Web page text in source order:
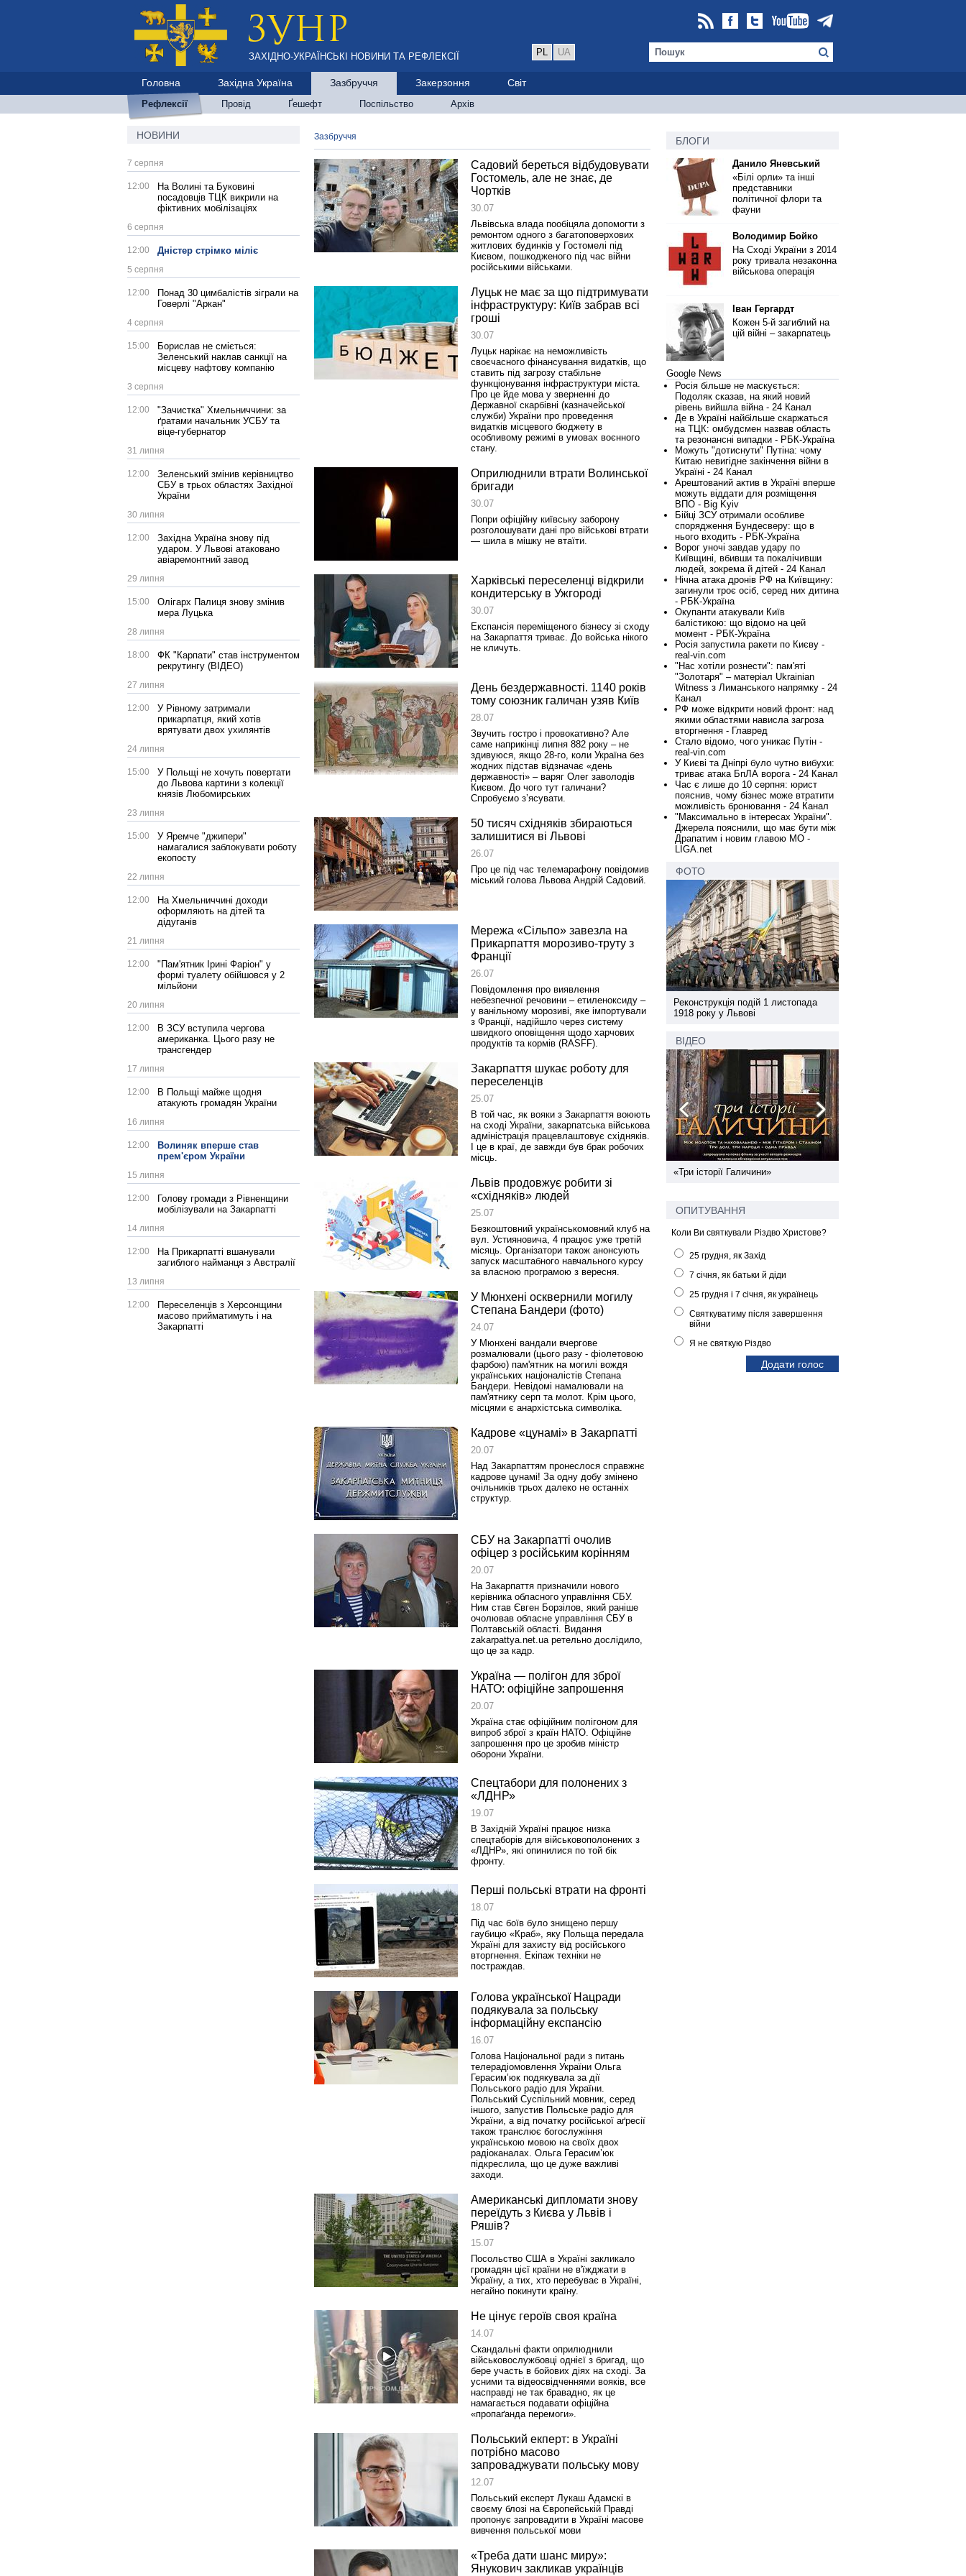
ЗАХІДНО-УКРАЇНСЬКІ НОВИНИ ТА РЕФЛЕКСІЇ PL UA
Головна Західна Україна Зазбруччя Закерзоння Світ
Рефлексії Провід Ґешефт Поспільство Архів
НОВИНИ
7 серпня
12:00
На Волині та Буковині
посадовців ТЦК викрили на
фіктивних мобілізаціях
6 серпня
12:00 Дністер стрімко міліє
5 серпня
12:00
Понад 30 цимбалістів зіграли на
Говерлі "Аркан"
4 серпня
15:00
Борислав не сміється:
Зеленський наклав санкції на
місцеву нафтову компанію
3 серпня
12:00
"Зачистка" Хмельниччини: за
ґратами начальник УСБУ та
віце-губернатор
31 липня
12:00
Зеленський змінив керівництво
СБУ в трьох областях Західної
України
30 липня
12:00
Західна Україна знову під
ударом. У Львові атаковано
авіаремонтний завод
29 липня
15:00
Олігарх Палиця знову змінив
мера Луцька
28 липня
18:00
ФК "Карпати" став інструментом
рекрутингу (ВІДЕО)
27 липня
12:00
У Рівному затримали
прикарпатця, який хотів
врятувати двох ухилянтів
24 липня
15:00
У Польщі не хочуть повертати
до Львова картини з колекції
князів Любомирських
23 липня
15:00
У Яремче "джипери"
намагалися заблокувати роботу
екопосту
22 липня
12:00
На Хмельниччині доходи
оформляють на дітей та
дідуганів
21 липня
12:00
"Пам'ятник Ірині Фаріон" у
формі туалету обійшовся у 2
мільйони
20 липня
12:00
В ЗСУ вступила чергова
американка. Цього разу не
трансгендер
17 липня
12:00
В Польщі майже щодня
атакують громадян України
16 липня
12:00
Волиняк вперше став
прем'єром України
15 липня
12:00
Голову громади з Рівненщини
мобілізували на Закарпатті
14 липня
12:00
На Прикарпатті вшанували
загиблого найманця з Австралії
13 липня
12:00
Переселенців з Херсонщини
масово прийматимуть і на
Закарпатті
Зазбруччя
Садовий береться відбудовувати
Гостомель, але не знає, де
Чортків
30.07
Львівська влада пообіцяла допомогти з
ремонтом одного з багатоповерхових
житлових будинків у Гостомелі під
Києвом, пошкодженого під час війни
російськими військами.
Луцьк не має за що підтримувати
інфраструктуру: Київ забрав всі
гроші
30.07
Луцьк нарікає на неможливість
своєчасного фінансування видатків, що
ставить під загрозу стабільне
функціонування інфраструктури міста.
Про це йде мова у зверненні до
Державної скарбівні (казначейської
служби) України про проведення
видатків місцевого бюджету в
особливому режимі в умовах воєнного
стану.
Оприлюднили втрати Волинської
бригади
30.07
Попри офіційну київську заборону
розголошувати дані про військові втрати
— шила в мішку не втаїти.
Харківські переселенці відкрили
кондитерську в Ужгороді
30.07
Експансія переміщеного бізнесу зі сходу
на Закарпаття триває. До войська нікого
не кличуть.
День бездержавності. 1140 років
тому союзник галичан узяв Київ
28.07
Звучить гостро і провокативно? Але
саме наприкінці липня 882 року – не
здивуюся, якщо 28-го, коли Україна без
жодних підстав відзначає «день
державності» – варяг Олег заволодів
Києвом. До чого тут галичани?
Спробуємо з’ясувати.
50 тисяч східняків збираються
залишитися ві Львові
26.07
Про це під час телемарафону повідомив
міський голова Львова Андрій Садовий.
Мережа «Сільпо» завезла на
Прикарпаття морозиво-труту з
Франції
26.07
Повідомлення про виявлення
небезпечної речовини – етиленоксиду –
у ванільному морозиві, яке імпортували
з Франції, надійшло через систему
швидкого оповіщення щодо харчових
продуктів та кормів (RASFF).
Закарпаття шукає роботу для
переселенців
25.07
В той час, як вояки з Закарпаття воюють
на сході України, закарпатська військова
адміністрація працевлаштовує східняків.
І це в краї, де завжди був брак робочих
місць.
Львів продовжує робити зі
«східняків» людей
25.07
Безкоштовний українськомовний клуб на
вул. Устияновича, 4 працює уже третій
місяць. Організатори також анонсують
запуск масштабного навчального курсу
за власною програмою з вересня.
У Мюнхені осквернили могилу
Степана Бандери (фото)
24.07
У Мюнхені вандали вчергове
розмалювали (цього разу - фіолетовою
фарбою) пам'ятник на могилі вождя
українських націоналістів Степана
Бандери. Невідомі намалювали на
пам'ятнику серп та молот. Крім цього,
місцями є анархістська символіка.
Кадрове «цунамі» в Закарпатті
20.07
Над Закарпаттям пронеслося справжнє
кадрове цунамі! За одну добу змінено
очільників трьох далеко не останніх
структур.
СБУ на Закарпатті очолив
офіцер з російським корінням
20.07
На Закарпаття призначили нового
керівника обласного управління СБУ.
Ним став Євген Борзілов, який раніше
очолював обласне управління СБУ в
Полтавській області. Видання
zakarpattya.net.ua ретельно дослідило,
що це за кадр.
Україна — полігон для зброї
НАТО: офіційне запрошення
20.07
Україна стає офіційним полігоном для
випроб зброї з країн НАТО. Офіційне
запрошення про це зробив міністр
оборони України.
Спецтабори для полонених з
«ЛДНР»
19.07
В Західній Україні працює низка
спецтаборів для військовополонених з
«ЛДНР», які опинилися по той бік
фронту.
Перші польські втрати на фронті
18.07
Під час боїв було знищено першу
гаубицю «Краб», яку Польща передала
Україні для захисту від російського
вторгнення. Екіпаж техніки не
постраждав.
Голова української Нацради
подякувала за польську
інформаційну експансію
16.07
Голова Національної ради з питань
телерадіомовлення України Ольга
Герасим’юк подякувала за дії
Польського радіо для України.
Польський Суспільний мовник, серед
іншого, запустив Польське радіо для
України, а від початку російської аґресії
також транслює богослужіння
українською мовою на своїх двох
радіоканалах. Ольга Герасим’юк
підкреслила, що це дуже важливі
заходи.
Американські дипломати знову
переїдуть з Києва у Львів і
Ряшів?
15.07
Посольство США в Україні закликало
громадян цієї країни не в'їжджати в
Україну, а тих, хто перебуває в Україні,
негайно покинути країну.
Не цінує героїв своя країна
14.07
Скандальні факти оприлюднили
військовослужбовці однієї з бригад, що
бере участь в бойових діях на сході. За
усними та відеосвідченнями вояків, все
насправді не так бравадно, як це
намагається подавати офіційна
«пропаґанда перемоги».
Польський екперт: в Україні
потрібно масово
запроваджувати польську мову
12.07
Польський експерт Лукаш Адамскі в
своєму блозі на Європейській Правді
пропонує запровадити в Україні масове
вивчення польської мови
«Треба дати шанс миру»:
Янукович закликав українців
БЛОГИ
Данило Яневський
«Білі орли» та інші
представники
політичної флори та
фауни
Володимир Бойко
На Сході України з 2014
року тривала незаконна
військова операція
Іван Гергардт
Кожен 5-й загиблий на
цій війні – закарпатець
Google News
Росія більше не маскується:
Подоляк сказав, на який новий
рівень вийшла війна - 24 Канал
Де в Україні найбільше скаржаться
на ТЦК: омбудсмен назвав область
та резонансні випадки - РБК-Україна
Можуть "дотиснути" Путіна: чому
Китаю невигідне закінчення війни в
Україні - 24 Канал
Арештований актив в Україні вперше
можуть віддати для розміщення
ВПО - Big Kyiv
Бійці ЗСУ отримали особливе
спорядження Бундесверу: що в
нього входить - РБК-Україна
Ворог уночі завдав удару по
Київщині, вбивши та покалічивши
людей, зокрема й дітей - 24 Канал
Нічна атака дронів РФ на Київщину:
загинули троє осіб, серед них дитина
- РБК-Україна
Окупанти атакували Київ
балістикою: що відомо на цей
момент - РБК-Україна
Росія запустила ракети по Києву -
real-vin.com
"Нас хотіли рознести": пам'яті
"Золотаря" – матеріал Ukrainian
Witness з Лиманського напрямку - 24
Канал
РФ може відкрити новий фронт: над
якими областями нависла загроза
вторгнення - Главред
Стало відомо, чого уникає Путін -
real-vin.com
У Києві та Дніпрі було чутно вибухи:
триває атака БпЛА ворога - 24 Канал
Час є лише до 10 серпня: юрист
пояснив, чому бізнес може втратити
можливість бронювання - 24 Канал
"Максимально в інтересах України".
Джерела пояснили, що має бути між
Драпатим і новим главою МО -
LIGA.net
ФОТО
Реконструкція подій 1 листопада
1918 року у Львові
Реконструкція подій 1 листопада
1918 року у Львові
ВІДЕО
України
«Три історії Галичини»
ОПИТУВАННЯ
Коли Ви святкували Різдво Христове?
25 грудня, як Захід
7 січня, як батьки й діди
25 грудня і 7 січня, як українець
Святкуватиму після завершення
війни
Я не святкую Різдво